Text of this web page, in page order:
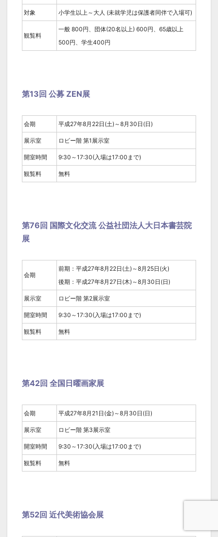
対象 小学生以上～大人 (未就学児は保護者同伴で入場可)
観覧料
一般 800円、団体(20名以上) 600円、65歳以上
500円、学生400円
第13回 公募 ZEN展
会期 平成27年8月22日(土)～8月30日(日)
展示室 ロビー階 第1展示室
開室時間 9:30～17:30(入場は17:00まで)
観覧料 無料
第76回 国際文化交流 公益社団法人大日本書芸院
展
会期
前期：平成27年8月22日(土)～8月25日(火)
後期：平成27年8月27日(木)～8月30日(日)
展示室 ロビー階 第2展示室
開室時間 9:30～17:30(入場は17:00まで)
観覧料 無料
第42回 全国日曜画家展
会期 平成27年8月21日(金)～8月30日(日)
展示室 ロビー階 第3展示室
開室時間 9:30～17:30(入場は17:00まで)
観覧料 無料
第52回 近代美術協会展